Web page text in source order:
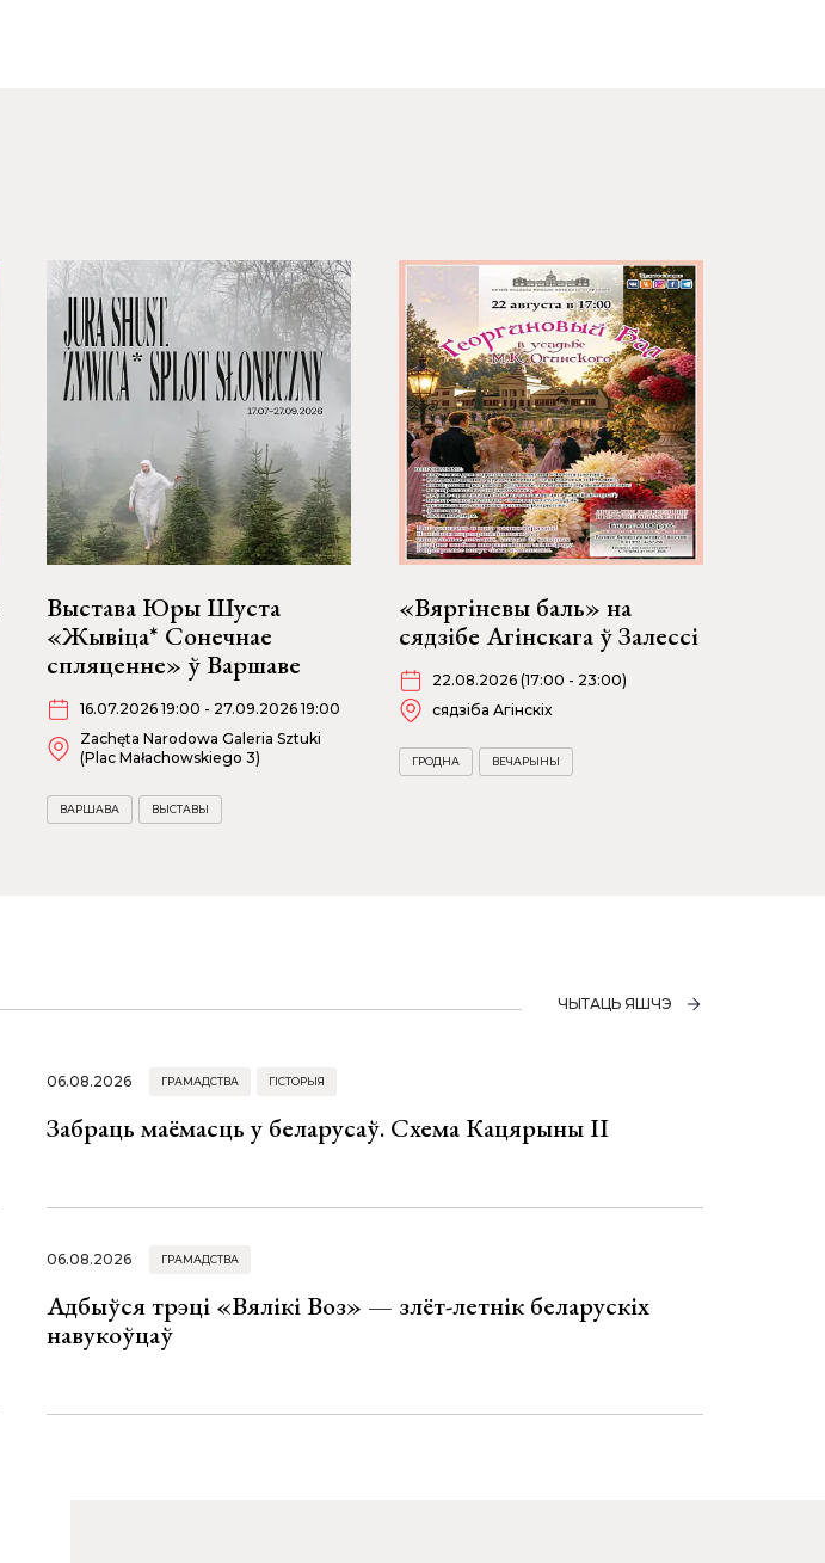
Выстава Юры Шуста
«Жывіца* Сонечнае
спляценне» ў Варшаве
16.07.2026 19:00 - 27.09.2026 19:00
Zachęta Narodowa Galeria Sztuki
(Plac Małachowskiego 3)
ВАРШАВА ВЫСТАВЫ
«Вяргіневы баль» на
сядзібе Агінскага ў Залессі
22.08.2026 (17:00 - 23:00)
сядзіба Агінскіх
ГРОДНА ВЕЧАРЫНЫ
ЧЫТАЦЬ ЯШЧЭ
06.08.2026 ГРАМАДСТВА ГІСТОРЫЯ
Забраць маёмасць у беларусаў. Схема Кацярыны ІІ
06.08.2026 ГРАМАДСТВА
Адбыўся трэці «Вялікі Воз» — злёт-летнік беларускіх
навукоўцаў